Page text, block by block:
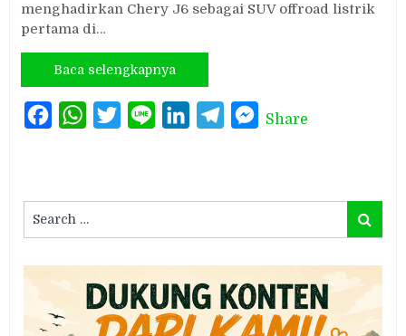
menghadirkan Chery J6 sebagai SUV offroad listrik
pertama di…
Baca selengkapnya
FacebookWhatsAppTwitterLine LinkedInTelegramMessenger
Share
for:
Search